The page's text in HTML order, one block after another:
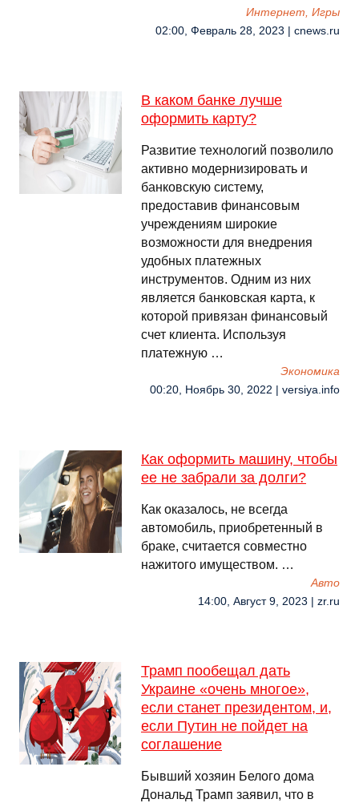
Интернет, Игры
02:00, Февраль 28, 2023 | cnews.ru
В каком банке лучше
оформить карту?
Развитие технологий позволило
активно модернизировать и
банковскую систему,
предоставив финансовым
учреждениям широкие
возможности для внедрения
удобных платежных
инструментов. Одним из них
является банковская карта, к
которой привязан финансовый
счет клиента. Используя
платежную …
Экономика
00:20, Ноябрь 30, 2022 | versiya.info
Как оформить машину, чтобы
ее не забрали за долги?
Как оказалось, не всегда
автомобиль, приобретенный в
браке, считается совместно
нажитого имуществом. …
Авто
14:00, Август 9, 2023 | zr.ru
Трамп пообещал дать
Украине «очень многое»,
если станет президентом, и,
если Путин не пойдет на
соглашение
Бывший хозяин Белого дома
Дональд Трамп заявил, что в